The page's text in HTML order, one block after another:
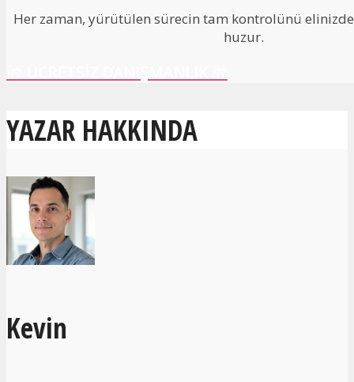
Her zaman, yürütülen sürecin tam kontrolünü
huzur.
YAZAR HAKKINDA
Kevin